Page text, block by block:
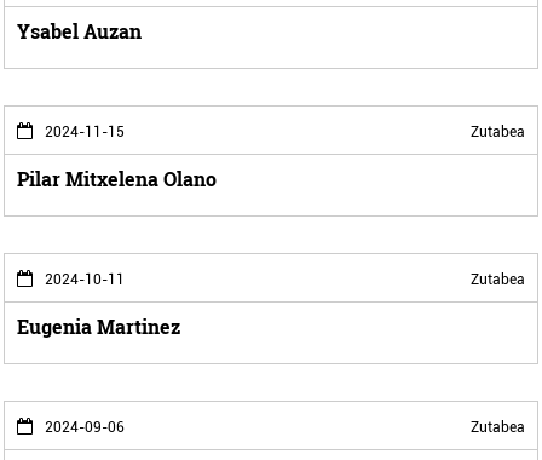
Ysabel Auzan
2024-11-15 Zutabea
Pilar Mitxelena Olano
2024-10-11 Zutabea
Eugenia Martinez
2024-09-06 Zutabea